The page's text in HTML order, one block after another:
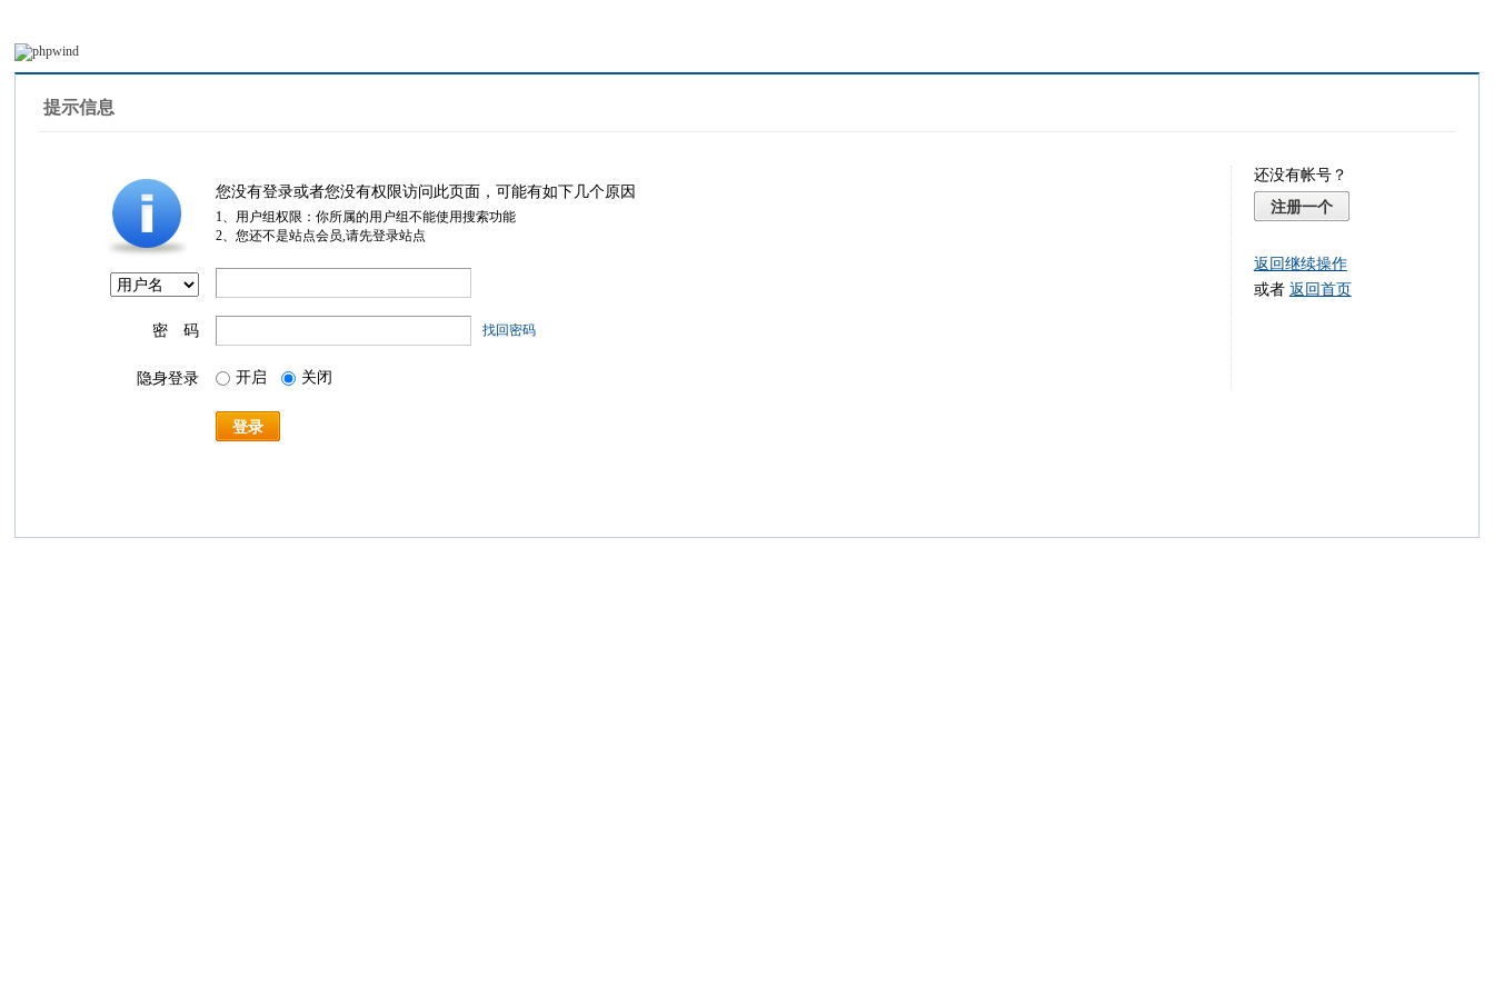
提示信息
您没有登录或者您没有权限访问此页面，可能有如下几个原因
1、用户组权限：你所属的用户组不能使用搜索功能
2、您还不是站点会员,请先登录站点
密 码 找回密码
隐身登录 开启 关闭
登录
还没有帐号？
注册一个
返回继续操作
或者 返回首页